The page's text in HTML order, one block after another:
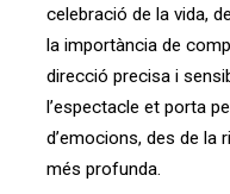
celebració de la vida,
la importància de
direcció precisa i
l’espectacle et porta
d’emocions, des de la
més profunda.